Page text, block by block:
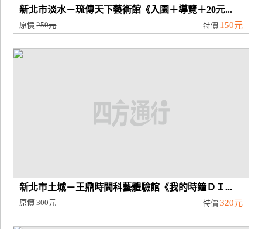
計
商
新北市淡水－琉傳天下藝術館《入園＋導覽＋20元...
原價250元 特價 150元
新北市土城－王鼎時間科藝體驗館《我的時鐘ＤＩ...
原價300元 特價 320元